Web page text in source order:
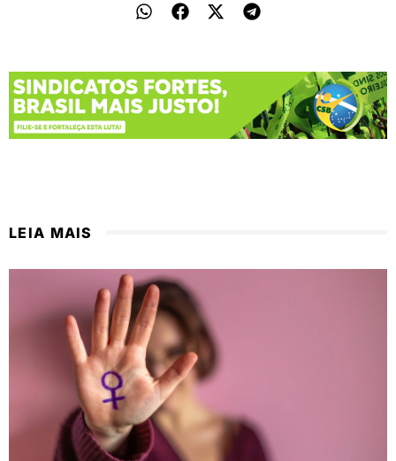
LEIA MAIS